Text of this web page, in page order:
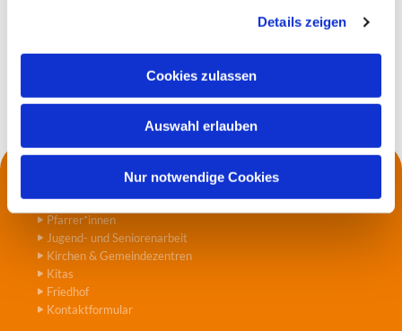
h
Details zeigen
Cookies zulassen
Auswahl erlauben
Nur notwendige Cookies
Die Küsterei
Pfarrer*innen
Jugend- und Seniorenarbeit
Kirchen & Gemeindezentren
Kitas
Friedhof
Kontaktformular